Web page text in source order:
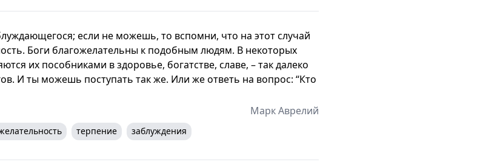
если не можешь, то вспомни, что на этот случай
Боги благожелательны к подобным людям. В некоторых
их пособниками в здоровье, богатстве, славе, – так далеко
И ты можешь поступать так же. Или же ответь на вопрос: “Кто
Марк Аврелий
терпение заблуждения